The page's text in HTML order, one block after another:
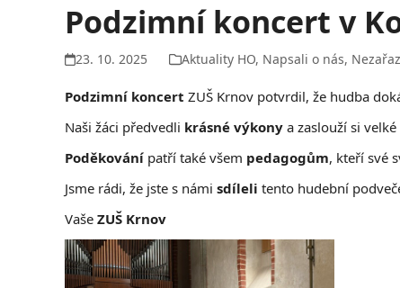
Podzimní koncert v
23. 10. 2025 Aktuality HO, Napsali o nás,
Podzimní koncert ZUŠ Krnov potvrdil, že hudba
Naši žáci předvedli krásné výkony a zaslouží si
Poděkování patří také všem pedagogům, kteří své
Jsme rádi, že jste s námi sdíleli tento hudební
Vaše ZUŠ Krnov